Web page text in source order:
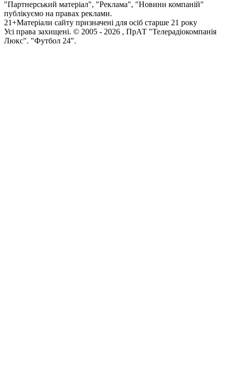
"Партнерський матеріал", "Реклама", "Новини компаній"
публікуємо на правах реклами.
21+Матеріали сайту призначені для осіб старше 21 року
Усi права захищенi. © 2005 - 2026 , ПрАТ "Телерадіокомпанія
Люкс". "Футбол 24".